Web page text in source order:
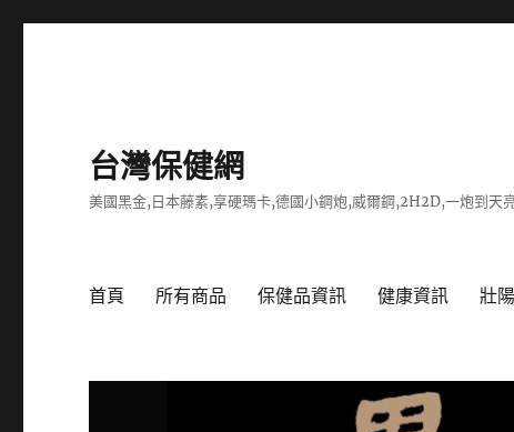
台灣保健網
美國黑金,日本藤素,享硬瑪卡,德國小鋼炮,威爾鋼,2H2D,一炮到
首頁 所有商品 保健品資訊 健康資訊 壯